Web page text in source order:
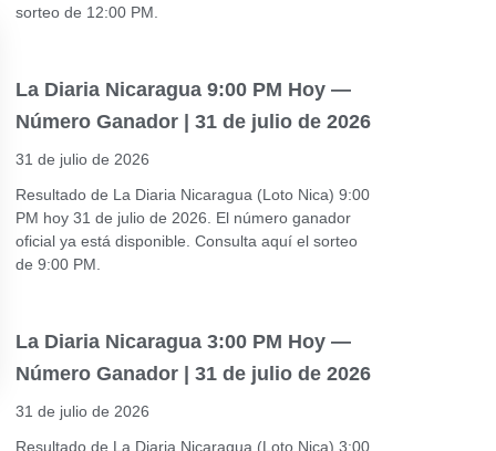
sorteo de 12:00 PM.
La Diaria Nicaragua 9:00 PM Hoy —
Número Ganador | 31 de julio de 2026
31 de julio de 2026
Resultado de La Diaria Nicaragua (Loto Nica) 9:00
PM hoy 31 de julio de 2026. El número ganador
oficial ya está disponible. Consulta aquí el sorteo
de 9:00 PM.
La Diaria Nicaragua 3:00 PM Hoy —
Número Ganador | 31 de julio de 2026
31 de julio de 2026
Resultado de La Diaria Nicaragua (Loto Nica) 3:00